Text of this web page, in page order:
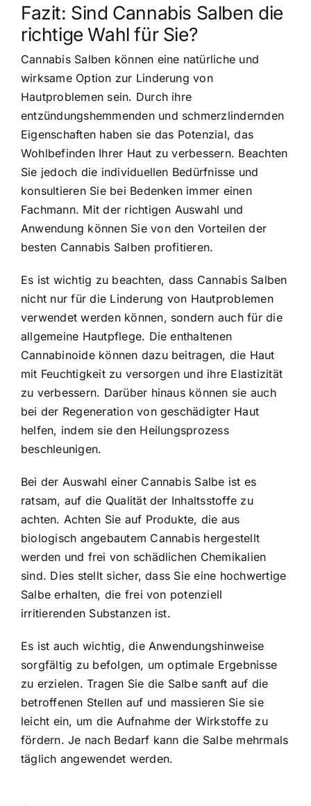
Fazit: Sind Cannabis Salben die
richtige Wahl für Sie?
Cannabis Salben können eine natürliche und
wirksame Option zur Linderung von
Hautproblemen sein. Durch ihre
entzündungshemmenden und schmerzlindernden
Eigenschaften haben sie das Potenzial, das
Wohlbefinden Ihrer Haut zu verbessern. Beachten
Sie jedoch die individuellen Bedürfnisse und
konsultieren Sie bei Bedenken immer einen
Fachmann. Mit der richtigen Auswahl und
Anwendung können Sie von den Vorteilen der
besten Cannabis Salben profitieren.
Es ist wichtig zu beachten, dass Cannabis Salben
nicht nur für die Linderung von Hautproblemen
verwendet werden können, sondern auch für die
allgemeine Hautpflege. Die enthaltenen
Cannabinoide können dazu beitragen, die Haut
mit Feuchtigkeit zu versorgen und ihre Elastizität
zu verbessern. Darüber hinaus können sie auch
bei der Regeneration von geschädigter Haut
helfen, indem sie den Heilungsprozess
beschleunigen.
Bei der Auswahl einer Cannabis Salbe ist es
ratsam, auf die Qualität der Inhaltsstoffe zu
achten. Achten Sie auf Produkte, die aus
biologisch angebautem Cannabis hergestellt
werden und frei von schädlichen Chemikalien
sind. Dies stellt sicher, dass Sie eine hochwertige
Salbe erhalten, die frei von potenziell
irritierenden Substanzen ist.
Es ist auch wichtig, die Anwendungshinweise
sorgfältig zu befolgen, um optimale Ergebnisse
zu erzielen. Tragen Sie die Salbe sanft auf die
betroffenen Stellen auf und massieren Sie sie
leicht ein, um die Aufnahme der Wirkstoffe zu
fördern. Je nach Bedarf kann die Salbe mehrmals
täglich angewendet werden.